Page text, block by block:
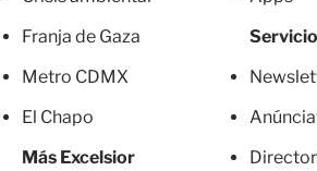
Franja de Gaza
Metro CDMX
El Chapo
Más Excelsior